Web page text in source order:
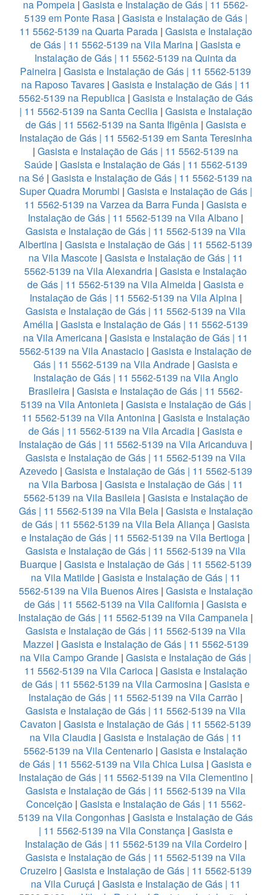
na Pompeia | Gasista e Instalação de Gás | 11 5562-
5139 em Ponte Rasa| Gasista e Instalação de Gás |
11 5562-5139 na Quarta Parada| Gasista e Instalação
de Gás | 11 5562-5139 na Vila Marina | Gasista e
Instalação de Gás | 11 5562-5139 na Quinta da
Paineira | Gasista e Instalação de Gás | 11 5562-5139
na Raposo Tavares| Gasista e Instalação de Gás | 11
5562-5139 na Republica| Gasista e Instalação de Gás
| 11 5562-5139 na Santa Cecilia| Gasista e Instalação
de Gás | 11 5562-5139 na Santa Ifigênia | Gasista e
Instalação de Gás | 11 5562-5139 em Santa Teresinha
| Gasista e Instalação de Gás | 11 5562-5139 na
Saúde| Gasista e Instalação de Gás | 11 5562-5139
na Sé | Gasista e Instalação de Gás | 11 5562-5139 na
Super Quadra Morumbi | Gasista e Instalação de Gás |
11 5562-5139 na Varzea da Barra Funda | Gasista e
Instalação de Gás | 11 5562-5139 na Vila Albano |
Gasista e Instalação de Gás | 11 5562-5139 na Vila
Albertina | Gasista e Instalação de Gás | 11 5562-5139
na Vila Mascote| Gasista e Instalação de Gás | 11
5562-5139 na Vila Alexandria | Gasista e Instalação
de Gás | 11 5562-5139 na Vila Almeida | Gasista e
Instalação de Gás | 11 5562-5139 na Vila Alpina |
Gasista e Instalação de Gás | 11 5562-5139 na Vila
Amélia | Gasista e Instalação de Gás | 11 5562-5139
na Vila Americana | Gasista e Instalação de Gás | 11
5562-5139 na Vila Anastacio | Gasista e Instalação de
Gás | 11 5562-5139 na Vila Andrade | Gasista e
Instalação de Gás | 11 5562-5139 na Vila Anglo
Brasileira | Gasista e Instalação de Gás | 11 5562-
5139 na Vila Antonieta| Gasista e Instalação de Gás |
11 5562-5139 na Vila Antonina| Gasista e Instalação
de Gás | 11 5562-5139 na Vila Arcadia | Gasista e
Instalação de Gás | 11 5562-5139 na Vila Aricanduva |
Gasista e Instalação de Gás | 11 5562-5139 na Vila
Azevedo| Gasista e Instalação de Gás | 11 5562-5139
na Vila Barbosa| Gasista e Instalação de Gás | 11
5562-5139 na Vila Basileia| Gasista e Instalação de
Gás | 11 5562-5139 na Vila Bela| Gasista e Instalação
de Gás | 11 5562-5139 na Vila Bela Aliança| Gasista
e Instalação de Gás | 11 5562-5139 na Vila Bertioga |
Gasista e Instalação de Gás | 11 5562-5139 na Vila
Buarque| Gasista e Instalação de Gás | 11 5562-5139
na Vila Matilde| Gasista e Instalação de Gás | 11
5562-5139 na Vila Buenos Aires| Gasista e Instalação
de Gás | 11 5562-5139 na Vila California | Gasista e
Instalação de Gás | 11 5562-5139 na Vila Campanela |
Gasista e Instalação de Gás | 11 5562-5139 na Vila
Mazzei | Gasista e Instalação de Gás | 11 5562-5139
na Vila Campo Grande | Gasista e Instalação de Gás |
11 5562-5139 na Vila Carioca| Gasista e Instalação
de Gás | 11 5562-5139 na Vila Carmosina| Gasista e
Instalação de Gás | 11 5562-5139 na Vila Carrão |
Gasista e Instalação de Gás | 11 5562-5139 na Vila
Cavaton | Gasista e Instalação de Gás | 11 5562-5139
na Vila Claudia| Gasista e Instalação de Gás | 11
5562-5139 na Vila Centenario | Gasista e Instalação
de Gás | 11 5562-5139 na Vila Chica Luisa | Gasista e
Instalação de Gás | 11 5562-5139 na Vila Clementino|
Gasista e Instalação de Gás | 11 5562-5139 na Vila
Conceição| Gasista e Instalação de Gás | 11 5562-
5139 na Vila Congonhas | Gasista e Instalação de Gás
| 11 5562-5139 na Vila Constança| Gasista e
Instalação de Gás | 11 5562-5139 na Vila Cordeiro|
Gasista e Instalação de Gás | 11 5562-5139 na Vila
Cruzeiro | Gasista e Instalação de Gás | 11 5562-5139
na Vila Curuçá | Gasista e Instalação de Gás | 11